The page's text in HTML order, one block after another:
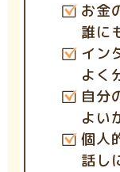
お金
誰に
イン
よく
自分
よい
個人
話し